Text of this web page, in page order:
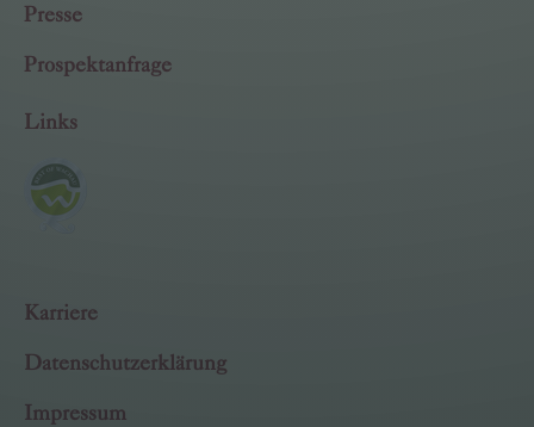
Presse
Prospektanfrage
Links
Karriere
Datenschutzerklärung
Impressum